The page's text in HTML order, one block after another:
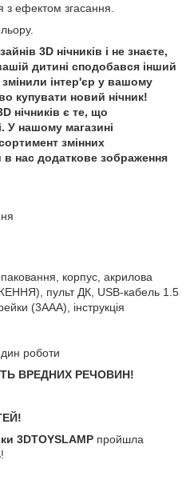
ефектом згасання.
3D нічників і не знаєте,
дитині сподобався інший
інтер'єр у вашому
купувати новий нічник!
нічників є те, що
У нашому магазині
змінних
нас додаткове зображення
корпус, акрилова
пульт ДК, USB-кабель 1.5
(3ААА), інструкція
роботи
ВРЕДНИХ РЕЧОВИН!
3DTOYSLAMP пройшла